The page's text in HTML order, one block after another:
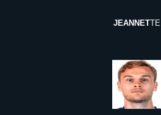
JEANNETTE